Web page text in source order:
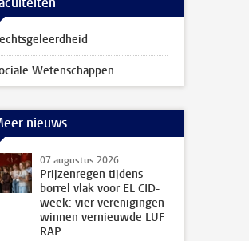
Wetenschappen
nieuws
07 augustus 2026
Prijzenregen tijdens
borrel vlak voor EL CID-
week: vier verenigingen
winnen vernieuwde LUF
RAP